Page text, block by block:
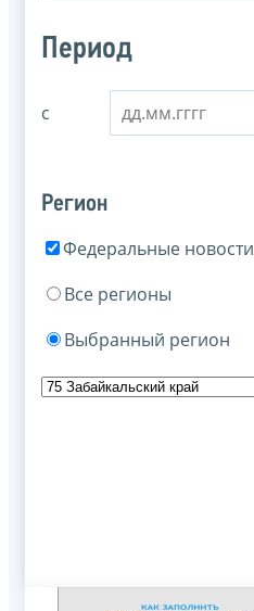
Период
с
Регион
Федеральные новости
Все регионы
Выбранный регион